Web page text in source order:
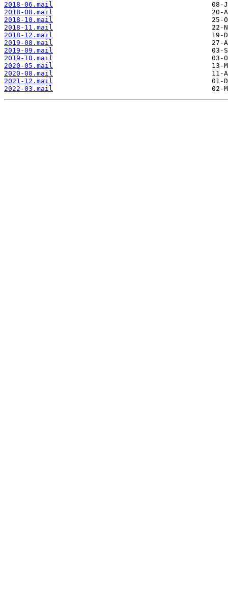
2018-06.mail
2018-08.mail
2018-10.mail
2018-11.mail
2018-12.mail
2019-08.mail
2019-09.mail
2019-10.mail
2020-05.mail
2020-08.mail
2021-12.mail
2022-03.mail